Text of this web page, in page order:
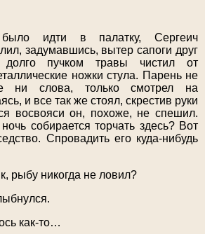
идти в палатку, Сергеич
задумавшись, вытер сапоги друг
пучком травы чистил от
ножки стула. Парень не
ни слова, только смотрел на
и все так же стоял, скрестив руки
восвояси он, похоже, не спешил.
собирается торчать здесь? Вот
Спровадить его куда-нибудь
рыбу никогда не ловил?
как-то…